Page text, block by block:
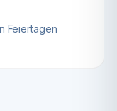
Feiertagen